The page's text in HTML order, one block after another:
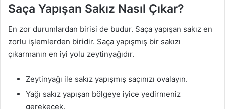
Saça Yapışan Sakız Nasıl Çıkar?
En zor durumlardan birisi de budur. Saça yapışan sakız en
zorlu işlemlerden biridir. Saça yapışmış bir sakızı
çıkarmanın en iyi yolu zeytinyağıdır.
Zeytinyağı ile sakız yapışmış saçınızı ovalayın.
Yağı sakız yapışan bölgeye iyice yedirmeniz
gerekecek.